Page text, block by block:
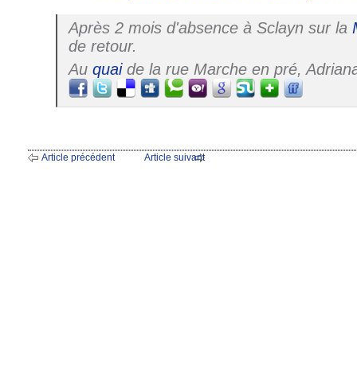
Après 2 mois d'absence à Sclayn sur la
de retour.
Au quaide la rue Marche en pré,
Article précédent Article suivant